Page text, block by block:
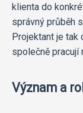
klienta do
správný průběh
Projektant je tak
společně pracují
Význam a